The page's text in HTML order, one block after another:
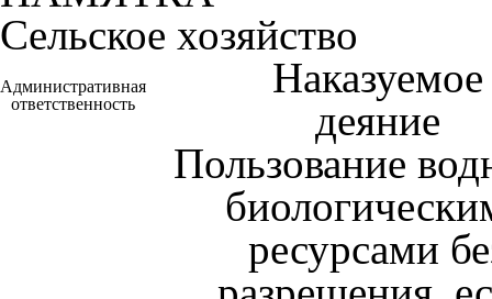
Сельское хозяйство
Административная
ответственность
Наказуемое
деяние
Пользование
ресурсами